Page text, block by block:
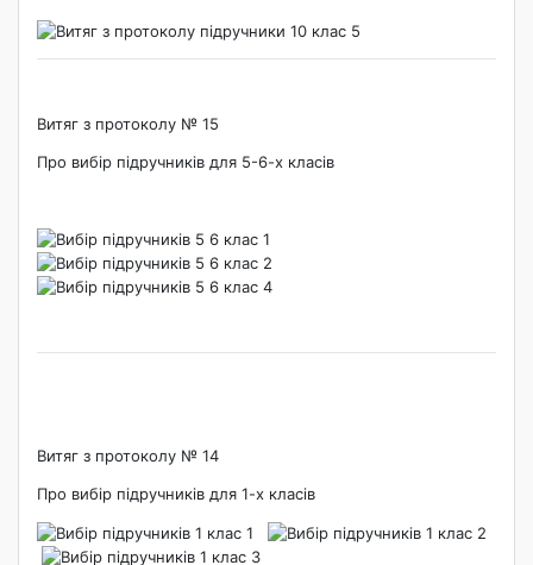
Витяг з протоколу № 15
Про вибір підручників для 5-6-х класів
Витяг з протоколу № 14
Про вибір підручників для 1-х класів